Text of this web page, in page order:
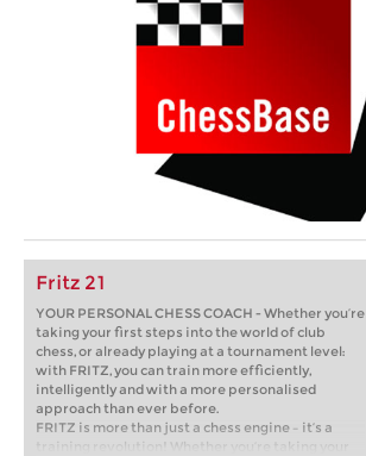
Fritz 21
YOUR PERSONAL CHESS COACH - Whether you’re
taking your first steps into the world of club
chess, or already playing at a tournament level:
with FRITZ, you can train more efficiently,
intelligently and with a more personalised
approach than ever before.
FRITZ is more than just a chess engine – it’s a
training revolution! Whether you’re taking your